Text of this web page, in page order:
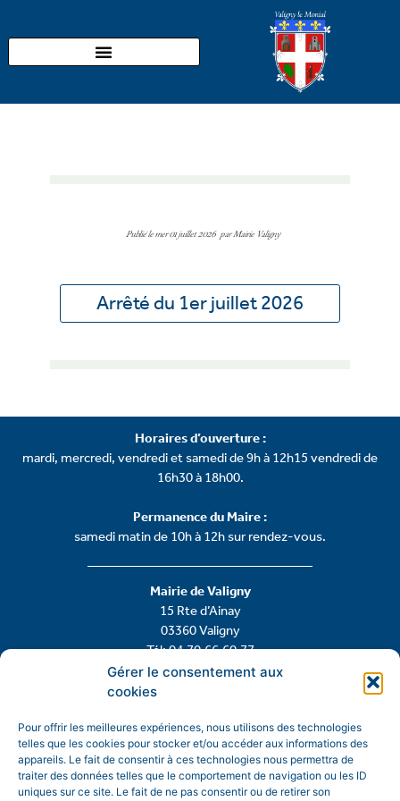
Gérer le consentement aux
cookies
Pour offrir les meilleures expériences, nous utilisons des technologies
telles que les cookies pour stocker et/ou accéder aux informations des
appareils. Le fait de consentir à ces technologies nous permettra de
traiter des données telles que le comportement de navigation ou les ID
uniques sur ce site. Le fait de ne pas consentir ou de retirer son
Publié le mer 01 juillet 2026 parMairie Valigny
Arrêté du 1er juillet 2026
Mairie de Valigny
15 Rte d’Ainay
03360 Valigny
Tél: 04.70.66.60.77
Contactez-nous
Horaires d’ouverture :
mardi, mercredi, vendredi et samedi de 9h à 12h15 vendredi de
16h30 à 18h00.
Permanence du Maire :
samedi matin de 10h à 12h sur rendez-vous.